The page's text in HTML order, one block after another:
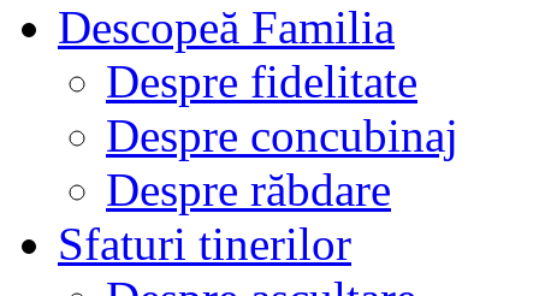
Descopeă Familia
Despre fidelitate
Despre concubinaj
Despre răbdare
Sfaturi tinerilor